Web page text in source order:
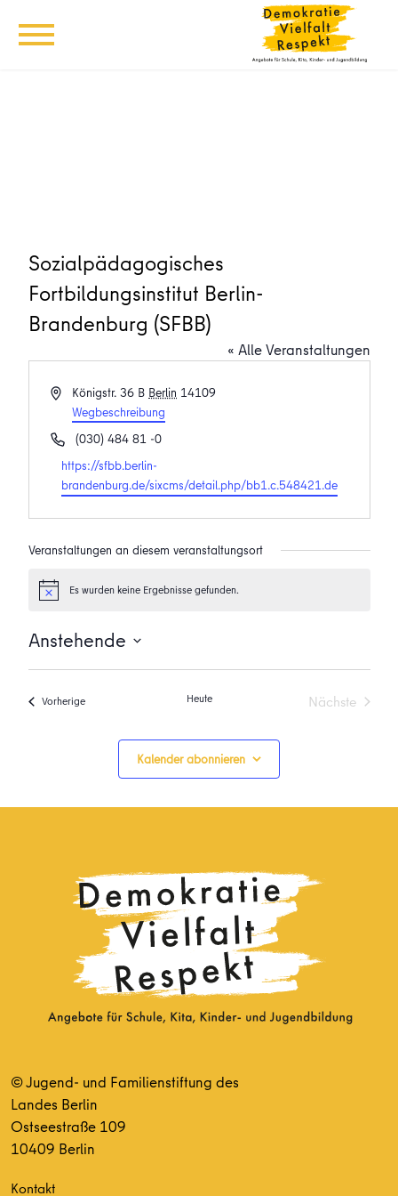
Sozialpädagogisches
Fortbildungsinstitut Berlin-
Brandenburg (SFBB)
« Alle Veranstaltungen
AdresseKönigstr. 36 B Berlin 14109
Wegbeschreibung
Telefon(030) 484 81 -0
Webseite
https://sfbb.berlin-
brandenburg.de/sixcms/detail.php/bb1.c.548421.de
Veranstaltungen an diesem veranstaltungsort
HinweisEs wurden keine Ergebnisse gefunden.
Anstehende
Datum
VorherigeVeranstaltungen Heute
Nächste
Kalender abonnieren
© Jugend- und Familienstiftung des
Landes Berlin
Ostseestraße 109
10409 Berlin
Kontakt